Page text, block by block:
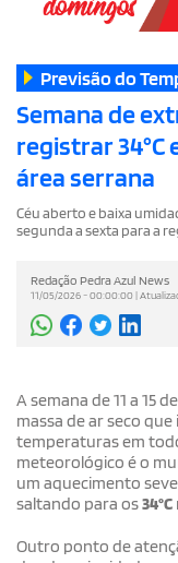
Previsão do
Semana de
registrar 34°C
área serrana
Céu aberto e baixa
segunda a sexta para a
Redação Pedra Azul News
11/05/2026 - 00:00:00 |
A semana de 11 a 15
massa de ar seco
temperaturas em
meteorológico é o
um aquecimento
saltando para os34°C
Outro ponto de